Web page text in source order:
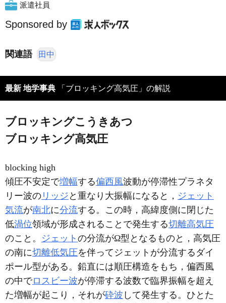
派遣社員
Sponsored by
関連語 田中
最新 地学事典 「ブロッキング高気圧」の解説
ブロッキングこうきあつ
ブロッキング高気圧
blocking high
傾圧不安定で増幅する偏西風波動が停滞性プラネタ
リー波の リッジ と重なり大振幅になると， ジェット
気流が南北に分流する。この時，高緯度側に閉じた
低渦位領域が形成されることで発生する切離高気圧
のこと。 ジェット の分流がΩ型となるものと，高気圧
の南に切離低気圧を伴ってジェットが分流するダイ
ポール型がある。鉛直には順圧構造をもち，偏西風
の中でロスビー波が停滞する波数で臨界振幅を超え
た増幅が起こり，それが砕波 して発生する。ひとた